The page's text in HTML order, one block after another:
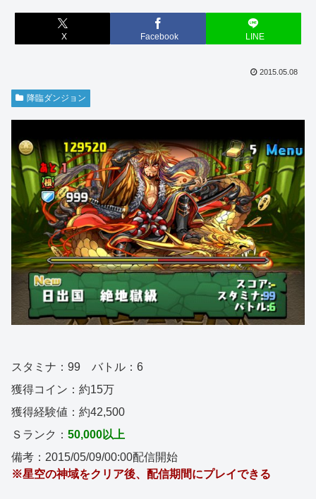
X Facebook LINE
2015.05.08
降臨ダンジョン
スタミナ：99 バトル：6
獲得コイン：約15万
獲得経験値：約42,500
Ｓランク： 50,000以上
備考：2015/05/09/00:00配信開始
※星空の神域をクリア後、配信期間にプレイできる